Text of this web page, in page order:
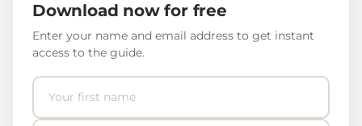
Download now for free
Enter your name and email address to get instant
access to the guide.